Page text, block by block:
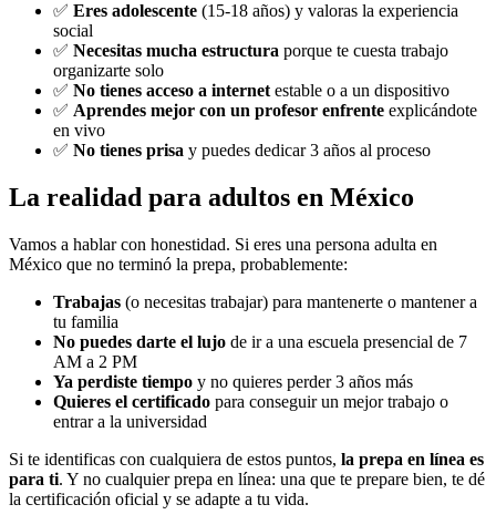
✅ Eres adolescente (15-18 años) y valoras la experiencia
social
✅ Necesitas mucha estructura porque te cuesta trabajo
organizarte solo
✅ No tienes acceso a internet estable o a un dispositivo
✅ Aprendes mejor con un profesor enfrente explicándote
en vivo
✅ No tienes prisa y puedes dedicar 3 años al proceso
La realidad para adultos en México
Vamos a hablar con honestidad. Si eres una persona adulta en
México que no terminó la prepa, probablemente:
Trabajas (o necesitas trabajar) para mantenerte o mantener a
tu familia
No puedes darte el lujo de ir a una escuela presencial de 7
AM a 2 PM
Ya perdiste tiempo y no quieres perder 3 años más
Quieres el certificado para conseguir un mejor trabajo o
entrar a la universidad
Si te identificas con cualquiera de estos puntos, la prepa en línea es
para ti. Y no cualquier prepa en línea: una que te prepare bien, te dé
la certificación oficial y se adapte a tu vida.